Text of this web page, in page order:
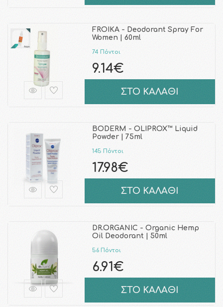
FROIKA - Deodorant Spray For
Women | 60ml
74 Πόντοι
9.14€
ΣΤΟ ΚΑΛΑΘΙ
BODERM - OLIPROX™ Liquid
Powder | 75ml
145 Πόντοι
17.98€
ΣΤΟ ΚΑΛΑΘΙ
DR.ORGANIC - Organic Hemp
Oil Deodorant | 50ml
56 Πόντοι
6.91€
ΣΤΟ ΚΑΛΑΘΙ